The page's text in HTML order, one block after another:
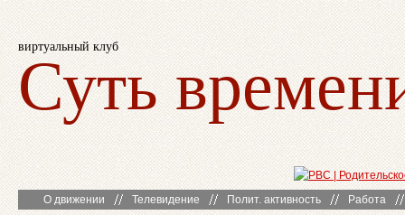
виртуальный клуб
Суть
О движении Телевидение Полит. активность Работа